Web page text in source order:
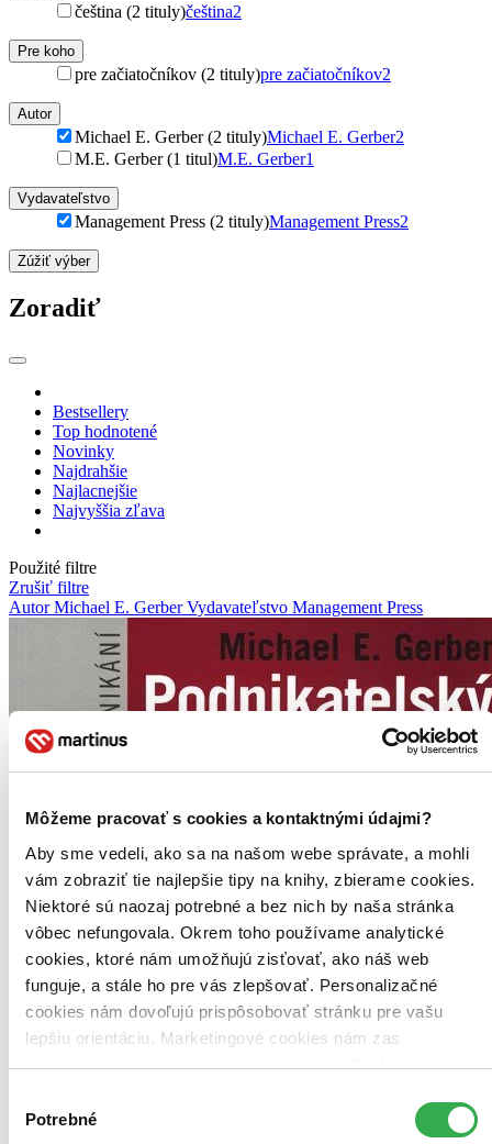
Môžeme pracovať s cookies a kontaktnými údajmi?
Aby sme vedeli, ako sa na našom webe správate, a mohli
vám zobraziť tie najlepšie tipy na knihy, zbierame cookies.
Niektoré sú naozaj potrebné a bez nich by naša stránka
vôbec nefungovala. Okrem toho používame analytické
cookies, ktoré nám umožňujú zisťovať, ako náš web
funguje, a stále ho pre vás zlepšovať. Personalizačné
cookies nám dovoľujú prispôsobovať stránku pre vašu
lepšiu orientáciu. Marketingové cookies nám zas
umožňujú zobrazenie relevantnej reklamy. Niektoré údaje
keby sme mohli používať všetky tieto cookies. Ďakujeme!
súhlasu
Potrebné
čeština (2 tituly)čeština2
Pre koho
pre začiatočníkov (2 tituly)pre začiatočníkov2
Autor
Michael E. Gerber (2 tituly)Michael E. Gerber2
M.E. Gerber (1 titul)M.E. Gerber1
Vydavateľstvo
Management Press (2 tituly)Management Press2
Zúžiť výber
Zoradiť
Bestsellery
Top hodnotené
Novinky
Najdrahšie
Najlacnejšie
Najvyššia zľava
Použité filtre
Zrušiť filtre
Autor Michael E. GerberVydavateľstvo Management Press